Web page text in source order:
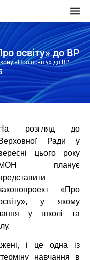
освіту» до ВР
«Про освіту» до ВР
розгляд до
Ради у
цього року
планує
«Про
у якому
у школі та
і це одна із
навчання в